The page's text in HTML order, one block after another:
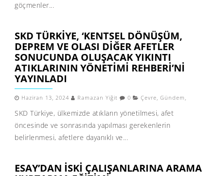
göçmenler...
SKD TÜRKIYE, ‘KENTSEL DÖNÜŞÜM,
DEPREM VE OLASI DIĞER AFETLER
SONUCUNDA OLUŞACAK YIKINTI
ATIKLARININ YÖNETIMI REHBERI’NI
YAYINLADI
Haziran 13, 2024 Ramazan Yiğit 0 Çevre, Gündem ,
SKD Türkiye, ülkemizde atıkların yönetilmesi, afet
öncesinde ve sonrasında yapılması gerekenlerin
belirlenmesi, afetlere dayanıklı ve...
ESAY’DAN İSKİ ÇALIŞANLARINA ARAMA